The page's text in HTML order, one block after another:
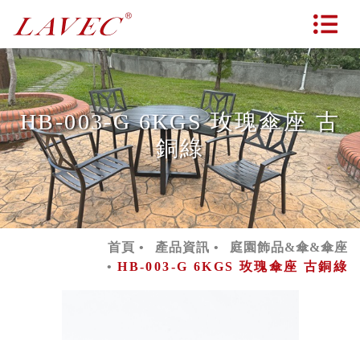
HB-003-G 6KGS 玫瑰傘座 古
銅綠
首頁 產品資訊
庭園飾品&傘&傘座
HB-003-G 6KGS 玫瑰傘座 古銅綠